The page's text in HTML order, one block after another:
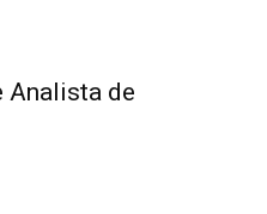
Analista de